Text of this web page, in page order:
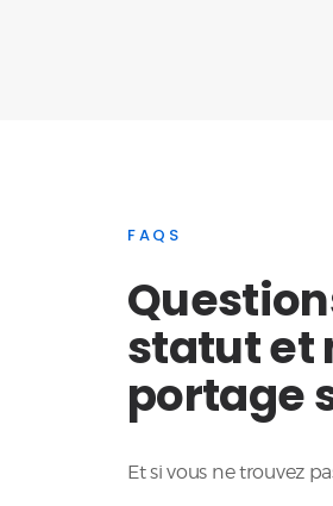
FAQS
statut et
portage
Et si vous ne trouvez